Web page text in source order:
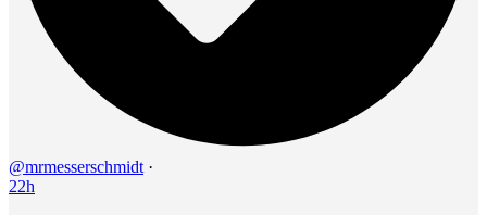
@mrmesserschmidt ·
22h